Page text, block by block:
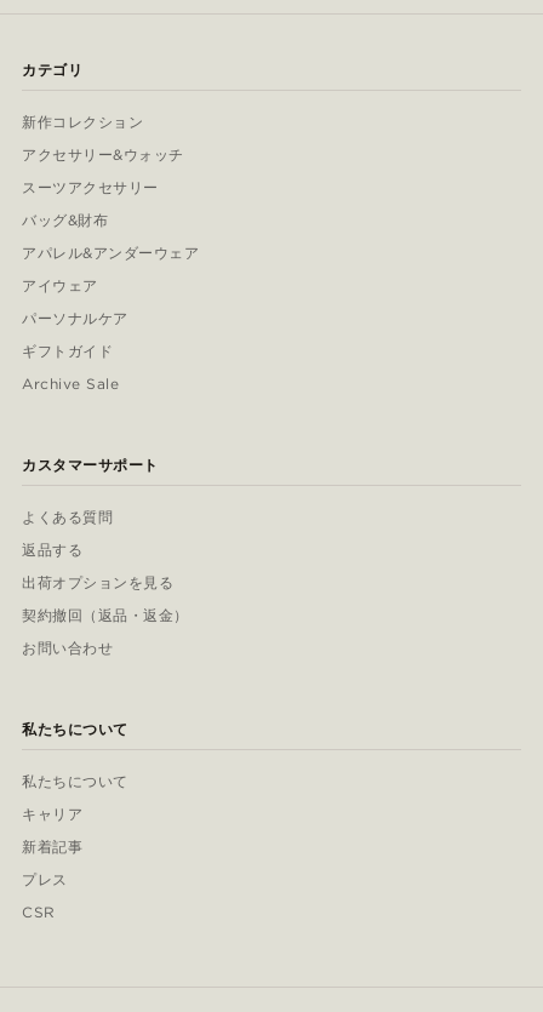
カテゴリ
新作コレクション
アクセサリー&ウォッチ
スーツアクセサリー
バッグ&財布
アパレル&アンダーウェア
アイウェア
パーソナルケア
ギフトガイド
Archive Sale
カスタマーサポート
よくある質問
返品する
出荷オプションを見る
契約撤回（返品・返金）
お問い合わせ
私たちについて
私たちについて
キャリア
新着記事
プレス
CSR